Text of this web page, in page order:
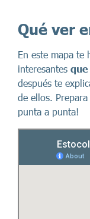
Qué ver
En este mapa te
interesantes
después te
de ellos.
punta a punta!